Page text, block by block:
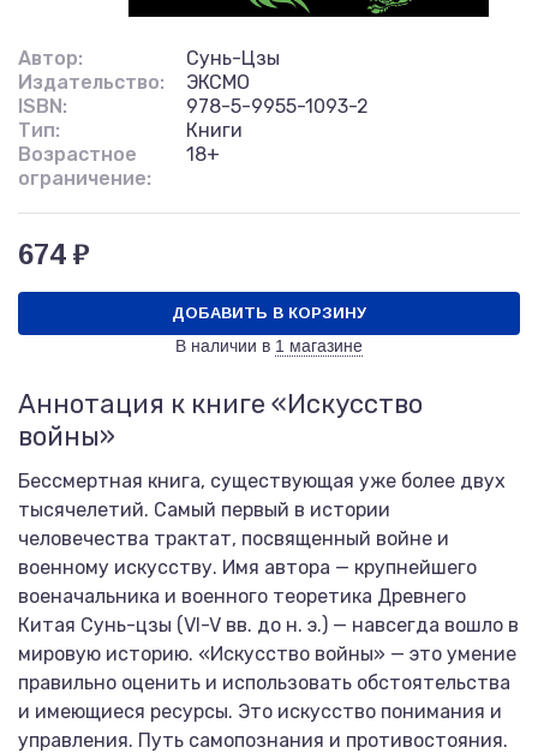
Автор:
Сунь-Цзы
Издательство:
ЭКСМО
ISBN:
978-5-9955-1093-2
Тип:
Книги
Возрастное
ограничение:
18+
674 ₽
ДОБАВИТЬ В КОРЗИНУ
В наличии в 1 магазине
Аннотация к книге «Искусство
войны»
Бессмертная книга, существующая уже более двух
тысячелетий. Самый первый в истории
человечества трактат, посвященный войне и
военному искусству. Имя автора — крупнейшего
военачальника и военного теоретика Древнего
Китая Сунь-цзы (VI-V вв. до н. э.) — навсегда вошло в
мировую историю. «Искусство войны» — это умение
правильно оценить и использовать обстоятельства
и имеющиеся ресурсы. Это искусство понимания и
управления. Путь самопознания и противостояния.